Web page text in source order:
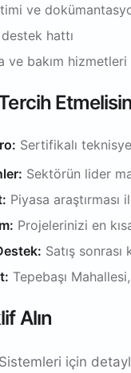
ve
hattı
ve bakım hizmetleri
Sertifikalı
Sektörün lider
Piyasa
Projelerinizi en
Satış
Tepebaşı
Alın
için